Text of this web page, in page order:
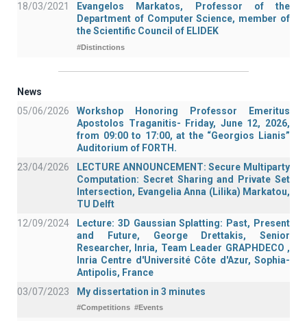
18/03/2021
Evangelos Markatos, Professor of the
Department of Computer Science, member of
the Scientific Council of ELIDEK
#Distinctions
News
05/06/2026
Workshop Honoring Professor Emeritus
Apostolos Traganitis- Friday, June 12, 2026,
from 09:00 to 17:00, at the “Georgios Lianis”
Auditorium of FORTH.
23/04/2026
LECTURE ANNOUNCEMENT: Secure Multiparty
Computation: Secret Sharing and Private Set
Intersection, Evangelia Anna (Lilika) Markatou,
TU Delft
12/09/2024
Lecture: 3D Gaussian Splatting: Past, Present
and Future, George Drettakis, Senior
Researcher, Inria, Team Leader GRAPHDECO ,
Inria Centre d'Université Côte d'Azur, Sophia-
Antipolis, France
03/07/2023
My dissertation in 3 minutes
#Competitions #Events